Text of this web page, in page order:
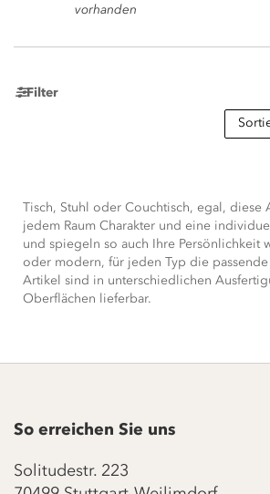
vorhanden
Filter
Tisch, Stuhl oder Couchtisch, egal, diese
jedem Raum Charakter und eine
und spiegeln so auch Ihre Persönlichkeit
oder modern, für jeden Typ die
Artikel sind in unterschiedlichen
Oberflächen lieferbar.
So erreichen Sie uns
Solitudestr. 223